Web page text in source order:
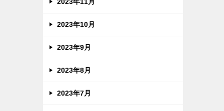
2023年10月
2023年9月
2023年8月
2023年7月